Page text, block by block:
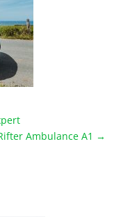
Ambulance A1 →